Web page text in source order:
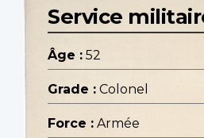
Service
Âge : 52
Grade : Colonel
Force : Armée